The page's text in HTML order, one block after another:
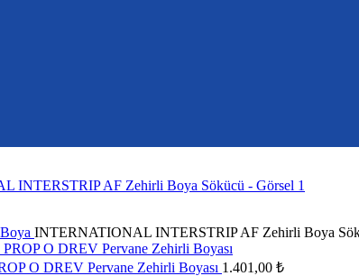
INTERNATIONAL INTERSTRIP AF Zehirli Boya
O DREV Pervane Zehirli Boyası 1.401,00 ₺